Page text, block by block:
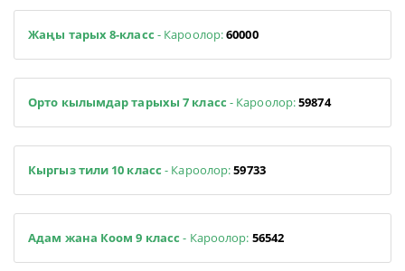
Жаңы тарых 8-класс - Кароолор:60000
Орто кылымдар тарыхы 7 класс - Кароолор:59874
Кыргыз тили 10 класс- Кароолор:59733
Адам жана Коом 9 класс - Кароолор: 56542